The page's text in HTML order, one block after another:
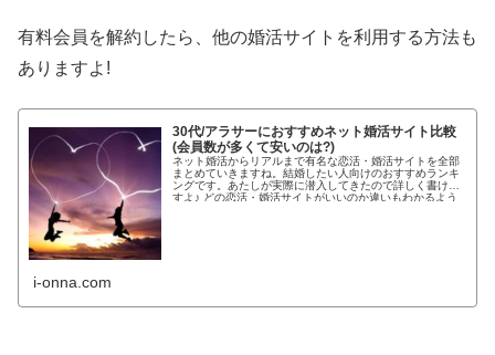
有料会員を解約したら、他の婚活サイトを利用する方法も
ありますよ!
30代/アラサーにおすすめネット婚活サイト比較
(会員数が多くて安いのは?)
ネット婚活からリアルまで有名な恋活・婚活サイトを全部
まとめていきますね。結婚したい人向けのおすすめランキ
ングです。あたしが実際に潜入してきたので詳しく書けま
すよ♪ どの恋活・婚活サイトがいいのか違いもわかるよう
i-onna.com